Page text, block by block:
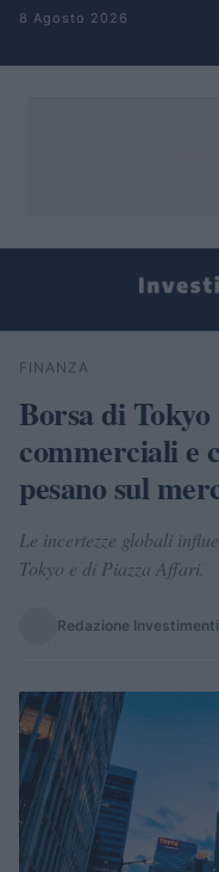
Salta al contenuto
8 Agosto 2026
Cerca
FINANZA
Borsa di
commerciali e
pesano sul
Le incertezze globali
Tokyo e di Piazza Affari.
Redazione